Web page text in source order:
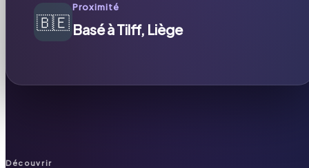
🇧🇪
Proximité
Basé à Tilff, Liège
Découvrir